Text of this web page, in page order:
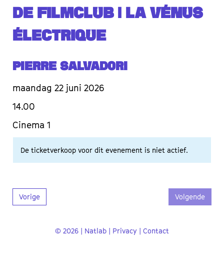
DE FILMCLUB | LA VÉNUS
ÉLECTRIQUE
Pierre Salvadori
maandag 22 juni 2026
14.00
Cinema 1
De ticketverkoop voor dit evenement is niet actief.
Vorige Volgende
© 2026 | Natlab | Privacy | Contact